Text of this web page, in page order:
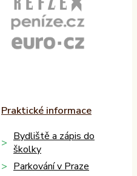
Praktické informace
Bydliště a zápis do
školky
Parkování v Praze